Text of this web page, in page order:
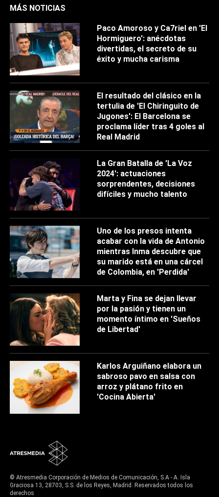
MÁS NOTICIAS
Paco Amoroso y Ca7riel en 'El
Hormiguero': anécdotas
divertidas, el secreto de su
éxito y mucha carisma
El resultado del clásico en la
tertulia de 'El Chiringuito de
Jugones': El Barcelona se
proclama líder tras 4 goles al
Real Madrid
La Gran Batalla de 'La Voz
2024': actuaciones
sorprendentes, decisiones
difíciles y mucho talento
Uno de los presos intenta
acabar con la vida de Antonio
mientras Inma descubre que
su marido está en una cárcel
de Colombia, en 'Perdida'
Marta y Fina se dejan llevar
por la pasión y tienen un
momento íntimo en 'Sueños
de Libertad'
Karlos Arguiñano elabora un
sabroso pavo en salsa con
arroz y plátano frito en
'Cocina Abierta'
© Atresmedia Corporación de Medios de Comunicación, S.A - A. Isla
Graciosa 13, 28703, S.S. de los Reyes, Madrid. Reservados todos los
derechos